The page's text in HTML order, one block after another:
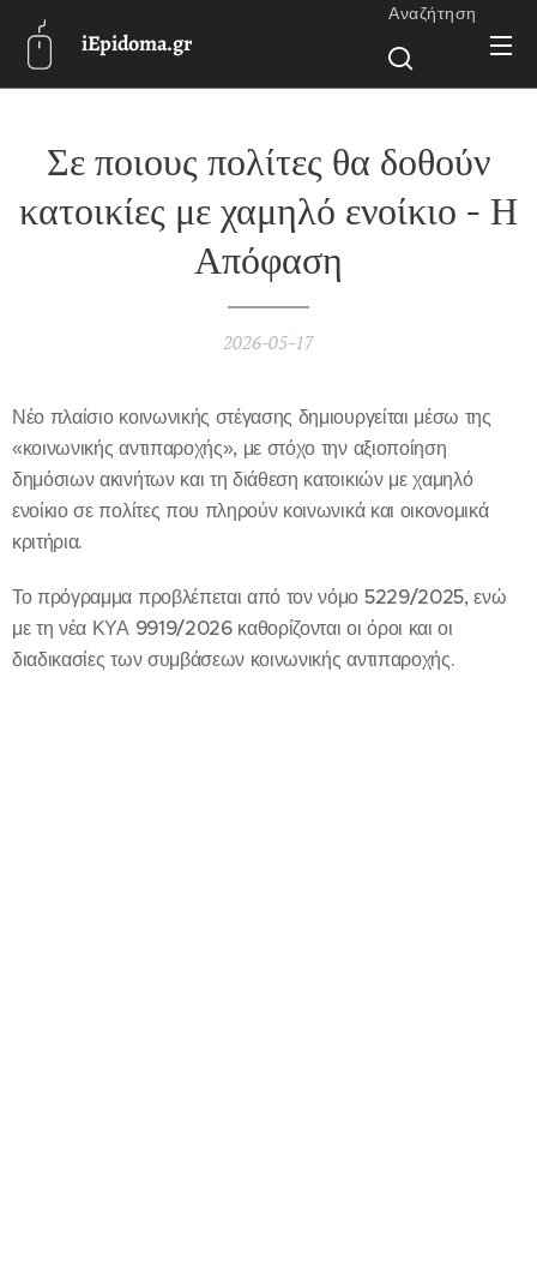
iEpidoma.gr
Αναζήτηση
Σε ποιους πολίτες θα δοθούν
κατοικίες με χαμηλό ενοίκιο - Η
Απόφαση
2026-05-17
Νέο πλαίσιο κοινωνικής στέγασης δημιουργείται μέσω της
«κοινωνικής αντιπαροχής», με στόχο την αξιοποίηση
δημόσιων ακινήτων και τη διάθεση κατοικιών με χαμηλό
ενοίκιο σε πολίτες που πληρούν κοινωνικά και οικονομικά
κριτήρια.
Το πρόγραμμα προβλέπεται από τον νόμο 5229/2025, ενώ
με τη νέα ΚΥΑ 9919/2026 καθορίζονται οι όροι και οι
διαδικασίες των συμβάσεων κοινωνικής αντιπαροχής.